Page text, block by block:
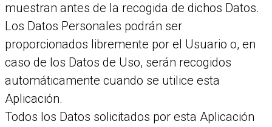
muestran antes de la recogida de dichos Datos.
Los Datos Personales podrán ser
proporcionados libremente por el Usuario o, en
caso de los Datos de Uso, serán recogidos
automáticamente cuando se utilice esta
Aplicación.
Todos los Datos solicitados por esta Aplicación